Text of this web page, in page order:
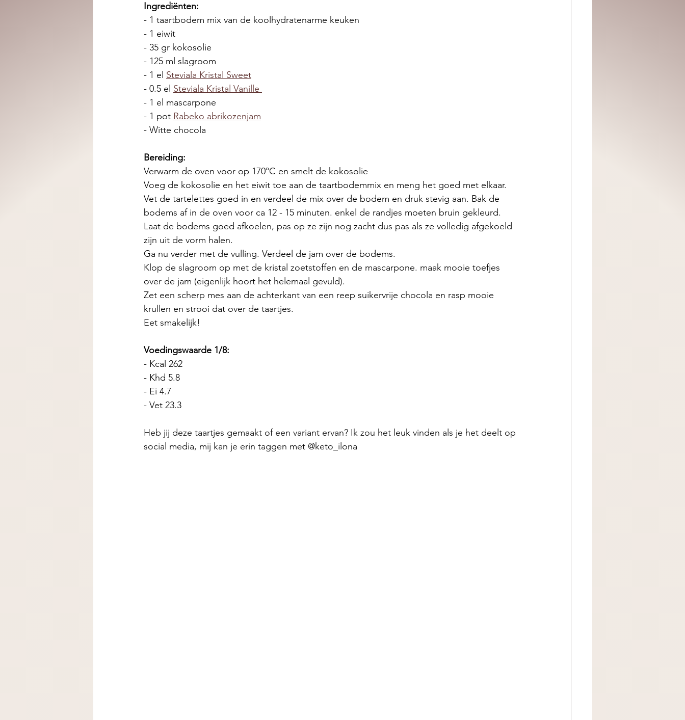
Ingrediënten:
- 1 taartbodem mix van de koolhydratenarme keuken
- 1 eiwit
- 35 gr kokosolie
- 125 ml slagroom
- 1 el Steviala Kristal Sweet
- 0.5 el Steviala Kristal Vanille
- 1 el mascarpone
- 1 pot Rabeko abrikozenjam
- Witte chocola
Bereiding:
Verwarm de oven voor op 170ºC en smelt de kokosolie
Voeg de kokosolie en het eiwit toe aan de taartbodemmix en meng het goed met elkaar.
Vet de tartelettes goed in en verdeel de mix over de bodem en druk stevig aan. Bak de
bodems af in de oven voor ca 12 - 15 minuten. enkel de randjes moeten bruin gekleurd.
Laat de bodems goed afkoelen, pas op ze zijn nog zacht dus pas als ze volledig afgekoeld
zijn uit de vorm halen.
Ga nu verder met de vulling. Verdeel de jam over de bodems.
Klop de slagroom op met de kristal zoetstoffen en de mascarpone. maak mooie toefjes
over de jam (eigenlijk hoort het helemaal gevuld).
Zet een scherp mes aan de achterkant van een reep suikervrije chocola en rasp mooie
krullen en strooi dat over de taartjes.
Eet smakelijk!
Voedingswaarde 1/8:
- Kcal 262
- Khd 5.8
- Ei 4.7
- Vet 23.3
Heb jij deze taartjes gemaakt of een variant ervan? Ik zou het leuk vinden als je het deelt op
social media, mij kan je erin taggen met @keto_ilona